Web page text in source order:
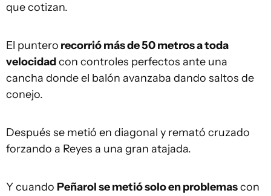
que cotizan.
El puntero recorrió más de 50 metros a toda
velocidadcon controles perfectos ante una
cancha donde el balón avanzaba dando saltos de
conejo.
Después se metió en diagonal y remató cruzado
forzando a Reyes a una gran atajada.
Y cuando Peñarol se metió solo en problemascon